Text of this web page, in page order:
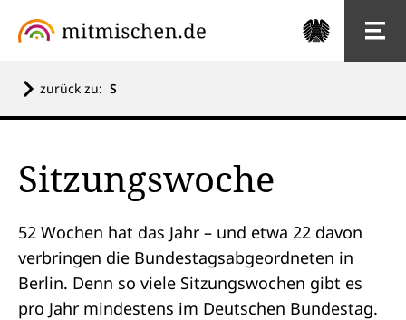
zurück zu: S
Sitzungswoche
52 Wochen hat das Jahr – und etwa 22 davon
verbringen die Bundestagsabgeordneten in
Berlin. Denn so viele Sitzungswochen gibt es
pro Jahr mindestens im Deutschen Bundestag.